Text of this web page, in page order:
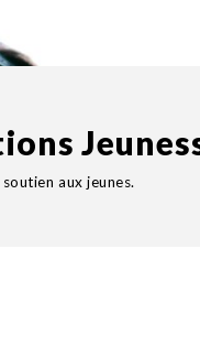
aux jeunes.